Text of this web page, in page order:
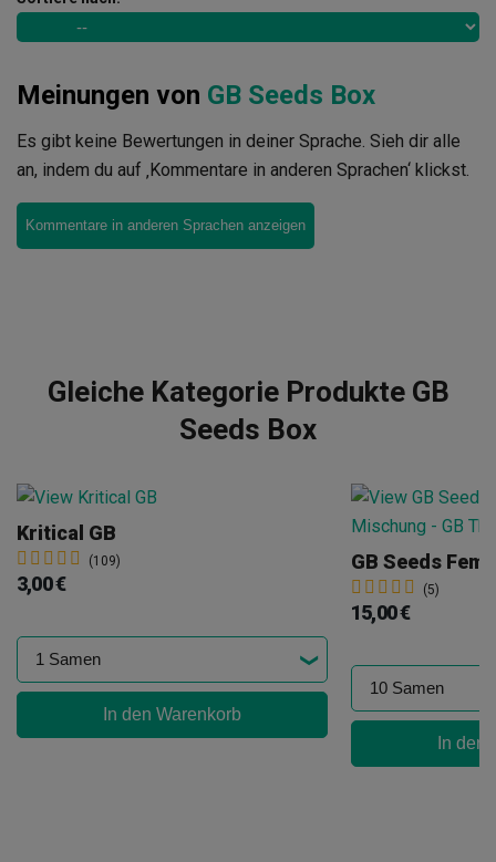
Meinungen von GB Seeds Box
Es gibt keine Bewertungen in deiner Sprache. Sieh dir alle
an, indem du auf ‚Kommentare in anderen Sprachen‘ klickst.
Kommentare in anderen Sprachen anzeigen
Gleiche Kategorie Produkte GB
Seeds Box
Kritical GB
(109)
3,00 €
In den Warenkorb
(5)
15,00 €
In den